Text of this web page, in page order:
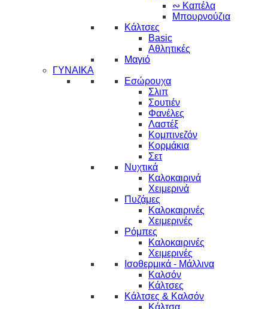
∾ Καπέλα
Μπουρνούζια
Κάλτσες
Basic
Αθλητικές
Μαγιό
ΓΥΝΑΙΚΑ
Εσώρουχα
Σλιπ
Σουτιέν
Φανέλες
Λαστέξ
Κομπινεζόν
Κορμάκια
Σετ
Νυχτικά
Καλοκαιρινά
Χειμερινά
Πυζάμες
Καλοκαιρινές
Χειμερινές
Ρόμπες
Καλοκαιρινές
Χειμερινές
Ισοθερμικά - Μάλλινα
Καλσόν
Κάλτσες
Κάλτσες & Καλσόν
Κάλτσα